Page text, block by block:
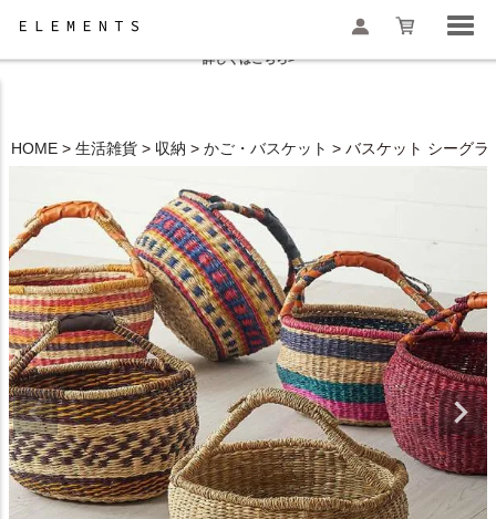
検索
夏季休業と一部地域配送遅延のお知らせ
詳しくはこちら>
HOME 生活雑貨 収納 かご・バスケット バスケット シーグラ